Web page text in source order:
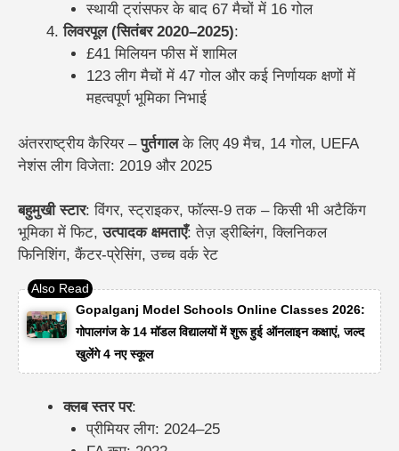
स्थायी ट्रांसफर के बाद 67 मैचों में 16 गोल
लिवरपूल (सितंबर 2020–2025):
£41 मिलियन फीस में शामिल
123 लीग मैचों में 47 गोल और कई निर्णायक क्षणों में
महत्वपूर्ण भूमिका निभाई
अंतरराष्ट्रीय कैरियर –पुर्तगालके लिए 49 मैच, 14 गोल, UEFA
नेशंस लीग विजेता: 2019 और 2025
बहुमुखी स्टार: विंगर, स्ट्राइकर, फॉल्स-9 तक – किसी भी अटैकिंग
भूमिका में फिट,उत्पादक क्षमताएँ: तेज़ ड्रीब्लिंग, क्लिनिकल
फिनिशिंग, कैंटर-प्रेसिंग, उच्च वर्क रेट
Gopalganj Model Schools Online Classes 2026:
गोपालगंज के 14 मॉडल विद्यालयों में शुरू हुई ऑनलाइन कक्षाएं, जल्द
खुलेंगे 4 नए स्कूल
क्लब स्तर पर:
प्रीमियर लीग: 2024–25